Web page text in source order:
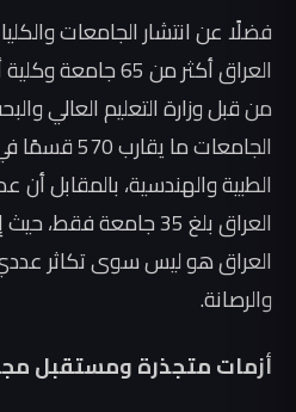
فضلًا عن انتشار الجامعات
العراق أكثر من 65
من قبل وزارة التعليم العالي
الجامعات
الطبية والهندسية، بالمقابل
العراق بلغ 35 جامعة
العراق هو ليس سوى تكاثر
والرصانة.
أزمات متجذرة ومستقبل